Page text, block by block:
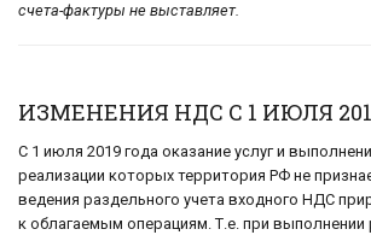
счета-фактуры не выставляет.
ИЗМЕНЕНИЯ НДС С 1 ИЮЛЯ
С 1 июля 2019 года оказание услуг и
реализации которых территория РФ не
ведения раздельного учета входного НДС
к облагаемым операциям. Т.е. при выполнении